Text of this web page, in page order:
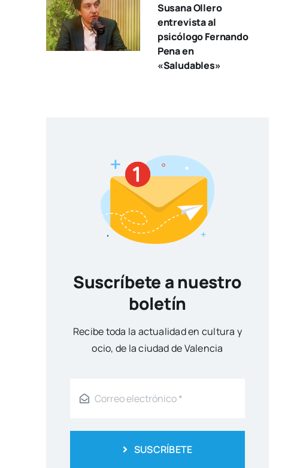
Susana Ollero
entrevista al
psicólogo Fernando
Pena en
«Saludables»
Suscríbete a nuestro
boletín
Reci­be toda la actua­li­dad en cul­tu­ra y
ocio, de la ciu­dad de Valen­cia
SUSCRÍBETE